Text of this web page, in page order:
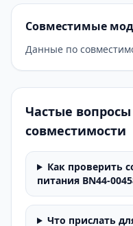
Совместимые
Данные по
Частые
совместимости
Как проверить
питания BN44-
Что прислать